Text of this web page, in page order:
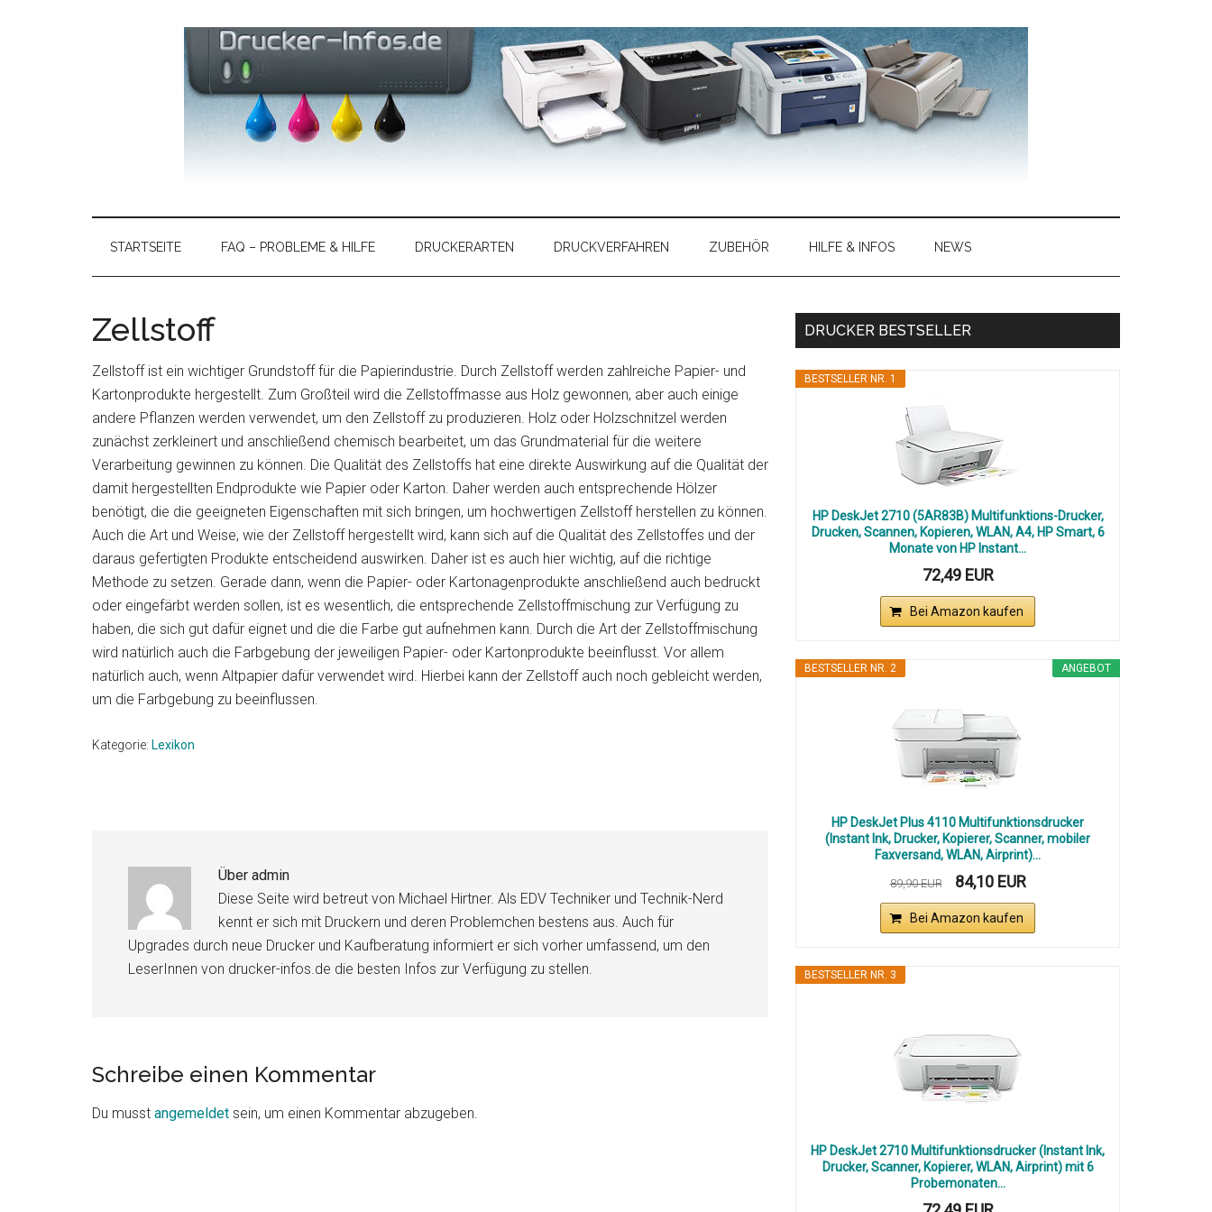
Drucker
Vergleich
-
Ratgeber
&
Neuheiten
Hier
gibt
Informationen
zu
Druckerproblemen,
Druckerneuheiten
&
aktuellen
Angeboten!
STARTSEITE FAQ – PROBLEME & HILFE DRUCKERARTEN DRUCKVERFAHREN ZUBEHÖR HILFE & INFOS NEWS
Zellstoff
Zellstoff ist ein wichtiger Grundstoff für die Papierindustrie. Durch Zellstoff werden zahlreiche Papier- und
Kartonprodukte hergestellt. Zum Großteil wird die Zellstoffmasse aus Holz gewonnen, aber auch einige
andere Pflanzen werden verwendet, um den Zellstoff zu produzieren. Holz oder Holzschnitzel werden
zunächst zerkleinert und anschließend chemisch bearbeitet, um das Grundmaterial für die weitere
Verarbeitung gewinnen zu können. Die Qualität des Zellstoffs hat eine direkte Auswirkung auf die Qualität der
damit hergestellten Endprodukte wie Papier oder Karton. Daher werden auch entsprechende Hölzer
benötigt, die die geeigneten Eigenschaften mit sich bringen, um hochwertigen Zellstoff herstellen zu können.
Auch die Art und Weise, wie der Zellstoff hergestellt wird, kann sich auf die Qualität des Zellstoffes und der
daraus gefertigten Produkte entscheidend auswirken. Daher ist es auch hier wichtig, auf die richtige
Methode zu setzen. Gerade dann, wenn die Papier- oder Kartonagenprodukte anschließend auch bedruckt
oder eingefärbt werden sollen, ist es wesentlich, die entsprechende Zellstoffmischung zur Verfügung zu
haben, die sich gut dafür eignet und die die Farbe gut aufnehmen kann. Durch die Art der Zellstoffmischung
wird natürlich auch die Farbgebung der jeweiligen Papier- oder Kartonprodukte beeinflusst. Vor allem
natürlich auch, wenn Altpapier dafür verwendet wird. Hierbei kann der Zellstoff auch noch gebleicht werden,
um die Farbgebung zu beeinflussen.
Kategorie: Lexikon
Über admin
Diese Seite wird betreut von Michael Hirtner. Als EDV Techniker und Technik-Nerd
kennt er sich mit Druckern und deren Problemchen bestens aus. Auch für
Upgrades durch neue Drucker und Kaufberatung informiert er sich vorher umfassend, um den
LeserInnen von drucker-infos.de die besten Infos zur Verfügung zu stellen.
Leser-
Interaktionen
Schreibe einen Kommentar
Du musst angemeldet sein, um einen Kommentar abzugeben.
Haupt-
DRUCKER BESTSELLER
BESTSELLER NR. 1
HP DeskJet 2710 (5AR83B) Multifunktions-Drucker,
Drucken, Scannen, Kopieren, WLAN, A4, HP Smart, 6
Monate von HP Instant...
72,49 EUR
Bei Amazon kaufen
ANGEBOT
BESTSELLER NR. 2
HP DeskJet Plus 4110 Multifunktionsdrucker
(Instant Ink, Drucker, Kopierer, Scanner, mobiler
Faxversand, WLAN, Airprint)...
89,90 EUR 84,10 EUR
Bei Amazon kaufen
BESTSELLER NR. 3
HP DeskJet 2710 Multifunktionsdrucker (Instant Ink,
Drucker, Scanner, Kopierer, WLAN, Airprint) mit 6
Probemonaten...